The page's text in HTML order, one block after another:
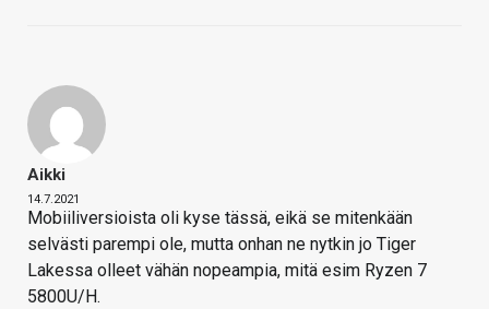
Aikki
14.7.2021
Mobiiliversioista oli kyse tässä, eikä se mitenkään
selvästi parempi ole, mutta onhan ne nytkin jo Tiger
Lakessa olleet vähän nopeampia, mitä esim Ryzen 7
5800U/H.